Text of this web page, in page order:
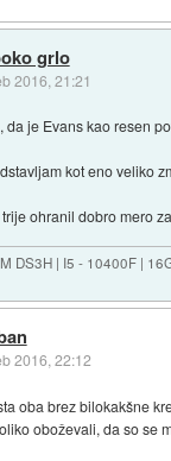
grlo
2016, 21:21
da je Evans kao resen
kot eno veliko
ohranil dobro mero
DS3H | I5 - 10400F |
2016, 22:12
oba brez bilokakšne
oboževali, da so se